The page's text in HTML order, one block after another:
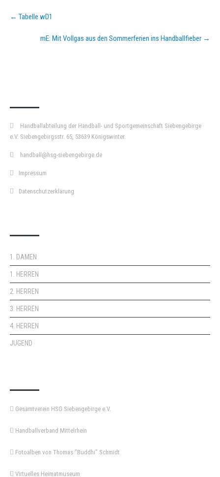
Post
navigation
← Tabelle wD1
mE: Mit Vollgas aus den Sommerferien ins Handballfieber →
Handballabteilung der Handball- und Sportgemeinschaft Siebengebirge
e.V. Siebengebirgsstr. 65, 53639 Königswinter.
handball@hsg-siebengebirge.de
Impressum
Datenschutzerklärung
1. DAMEN
1. HERREN
2. HERREN
3. HERREN
4. HERREN
JUGEND
Gesamtverein HSG Siebengebirge e.V.
Handballverband Mittelrhein
Fotoalben von Thomas "Buddhi" Schmidt
Virtuelles Heimatmuseum